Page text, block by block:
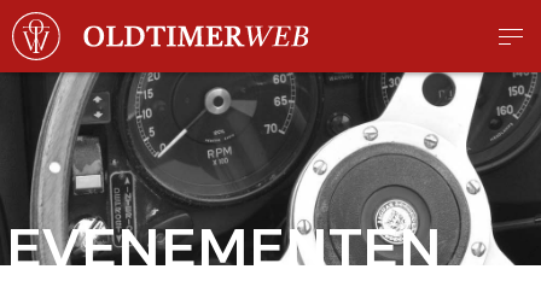
EVENEMENTEN